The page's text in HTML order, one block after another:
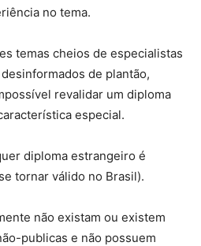
no tema.
temas cheios de especialistas
de plantão,
revalidar um diploma
especial.
diploma estrangeiro é
tornar válido no Brasil).
não existam ou existem
publicas e não possuem